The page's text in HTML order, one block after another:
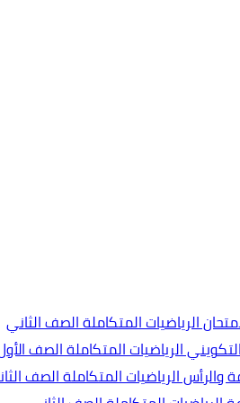
الرياضيات المتكاملة الصف الثاني
الرياضيات المتكاملة الصف الأول
والرأس الرياضيات المتكاملة الصف